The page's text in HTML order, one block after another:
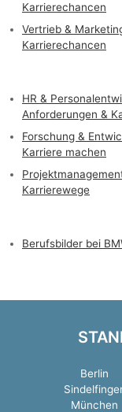
Karrierechancen
Vertrieb &
Karrierechancen
HR &
Anforderungen &
Forschung &
Karriere machen
Karrierewege
Berufsbilder bei
Berlin
München